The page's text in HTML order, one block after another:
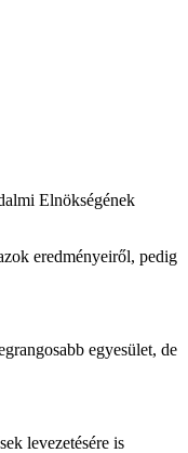
Elnökségének
eredményeiről, pedig
egyesület, de
levezetésére is